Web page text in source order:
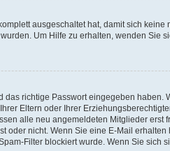
ausgeschaltet hat, damit sich
Um Hilfe zu erhalten, wenden Sie
richtige Passwort eingegeben haben.
Eltern oder Ihrer
alle neu angemeldeten Mitglieder
oder nicht. Wenn Sie eine E-Mail
Filter blockiert wurde. Wenn Sie